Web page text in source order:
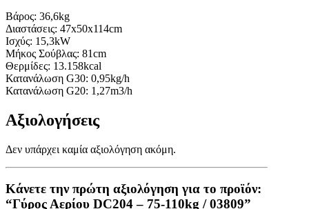
Βάρος: 36,6kg
Διαστάσεις: 47x50x114cm
Ισχύς: 15,3kW
Μήκος Σούβλας: 81cm
Θερμίδες: 13.158kcal
Κατανάλωση G30: 0,95kg/h
Κατανάλωση G20: 1,27m3/h
Αξιολογήσεις
Δεν υπάρχει καμία αξιολόγηση ακόμη.
Κάνετε την πρώτη αξιολόγηση για το προϊόν:
“Γύρος Αερίου DC204 – 75-110kg / 03809”